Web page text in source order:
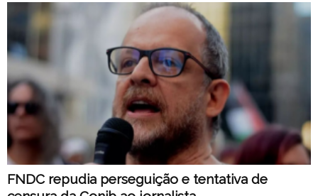
FNDC repudia perseguição e tentativa de